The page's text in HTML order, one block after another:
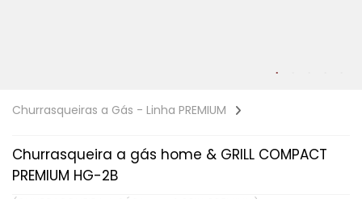
Churrasqueiras a Gás - Linha PREMIUM
Churrasqueira a gás home & GRILL COMPACT
PREMIUM HG-2B